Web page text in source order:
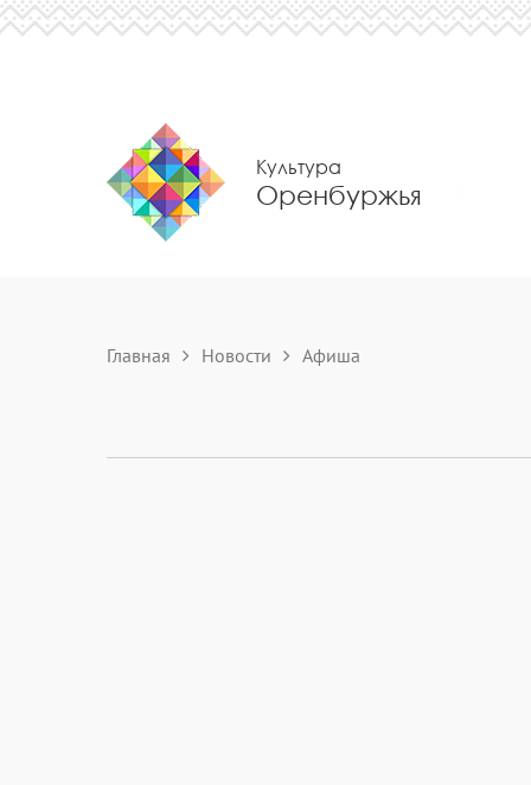
Культура
Оренбуржья
Главная Новости Aфиша